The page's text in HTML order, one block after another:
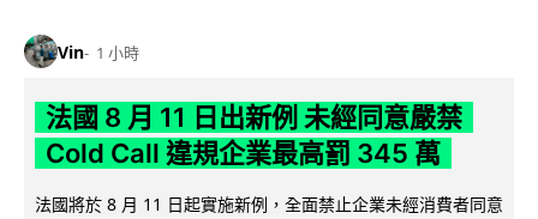
Vin 1 小時
法國 8 月 11 日出新例 未經同意嚴禁
Cold Call 違規企業最高罰 345 萬
法國將於 8 月 11 日起實施新例，全面禁止企業未經消費者同意